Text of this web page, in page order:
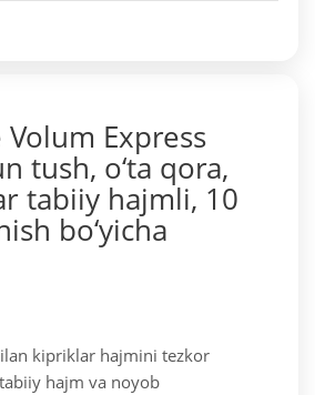
Express
tush, o‘ta qora,
tabiiy hajmli, 10
bo‘yicha
kipriklar hajmini tezkor
hajm va noyob